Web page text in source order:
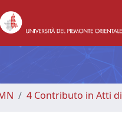
4 Contributo in Atti